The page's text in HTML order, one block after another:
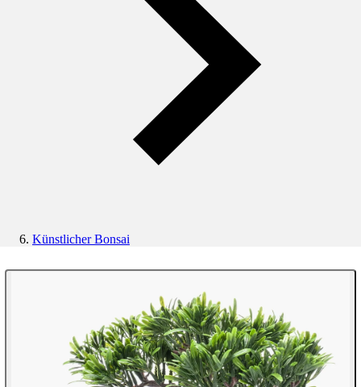
Künstlicher Bonsai